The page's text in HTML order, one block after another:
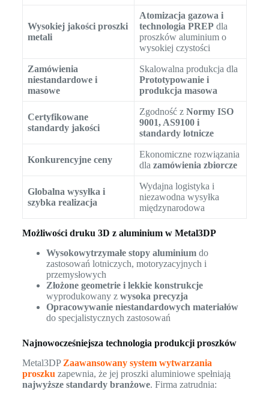
Wysokiej jakości proszki
metali
Atomizacja gazowa i
technologia PREPdla
proszków aluminium o
wysokiej czystości
Zamówienia
niestandardowe i
masowe
Skalowalna produkcja dla
Prototypowanie i
produkcja masowa
Certyfikowane
standardy jakości
Zgodność z Normy ISO
9001, AS9100 i
standardy lotnicze
Konkurencyjne ceny
Ekonomiczne rozwiązania
dla zamówienia zbiorcze
Globalna wysyłka i
szybka realizacja
Wydajna logistyka i
niezawodna wysyłka
międzynarodowa
Możliwości druku 3D z aluminium w Metal3DP
Wysokowytrzymałe stopy aluminiumdo
zastosowań lotniczych, motoryzacyjnych i
przemysłowych
Złożone geometrie i lekkie konstrukcje
wyprodukowany z wysoka precyzja
Opracowywanie niestandardowych materiałów
do specjalistycznych zastosowań
Najnowocześniejsza technologia produkcji proszków
Metal3DP Zaawansowany system wytwarzania
proszku zapewnia, że jej proszki aluminiowe spełniają
najwyższe standardy branżowe. Firma zatrudnia: